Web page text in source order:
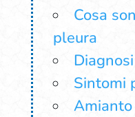
Cosa
pleura
Diagnosi
Sintomi